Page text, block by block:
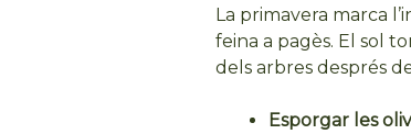
La primavera marca
feina a pagès. El sol
dels arbres després
Esporgar les